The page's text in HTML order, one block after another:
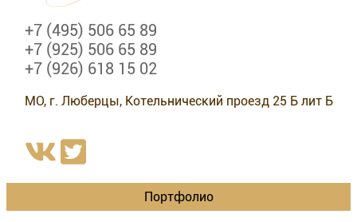
+7 (495) 506 65 89
+7 (925) 506 65 89
+7 (926) 618 15 02
МО, г. Люберцы, Котельнический проезд 25 Б лит Б
Портфолио